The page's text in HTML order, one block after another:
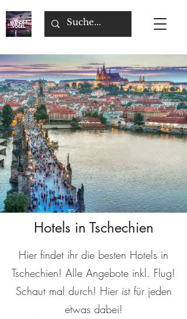
Hotels in Tschechien
Hier findet ihr die besten Hotels in
Tschechien! Alle Angebote inkl. Flug!
Schaut mal durch! Hier ist für jeden
etwas dabei!